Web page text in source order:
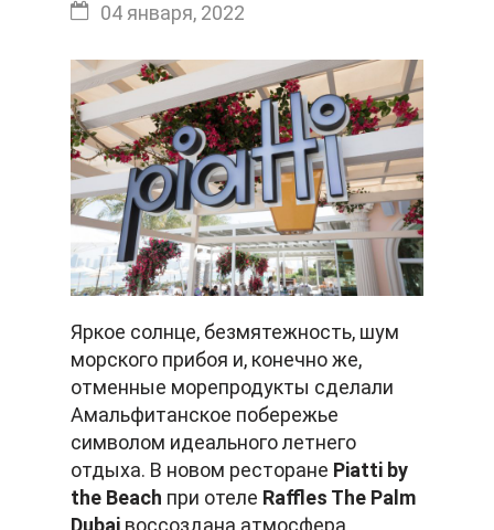
04 января, 2022
Яркое солнце, безмятежность, шум
морского прибоя и, конечно же,
отменные морепродукты сделали
Амальфитанское побережье
символом идеального летнего
отдыха. В новом ресторане Piatti by
the Beach при отеле Raffles The Palm
Dubai воссоздана атмосфера